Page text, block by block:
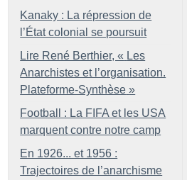
Kanaky : La répression de
l’État colonial se poursuit
Lire René Berthier, « Les
Anarchistes et l’organisation.
Plateforme-Synthèse »
Football : La FIFA et les USA
marquent contre notre camp
En 1926... et 1956 :
Trajectoires de l’anarchisme